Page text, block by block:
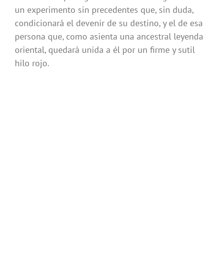
un experimento sin precedentes que, sin duda,
condicionará el devenir de su destino, y el de esa
persona que, como asienta una ancestral leyenda
oriental, quedará unida a él por un firme y sutil
hilo rojo.